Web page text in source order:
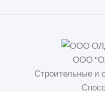
ООО
Строительные и